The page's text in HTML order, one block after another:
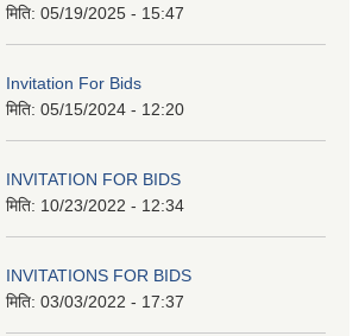
मिति: 05/19/2025 - 15:47
Invitation For Bids
मिति: 05/15/2024 - 12:20
INVITATION FOR BIDS
मिति: 10/23/2022 - 12:34
INVITATIONS FOR BIDS
मिति: 03/03/2022 - 17:37